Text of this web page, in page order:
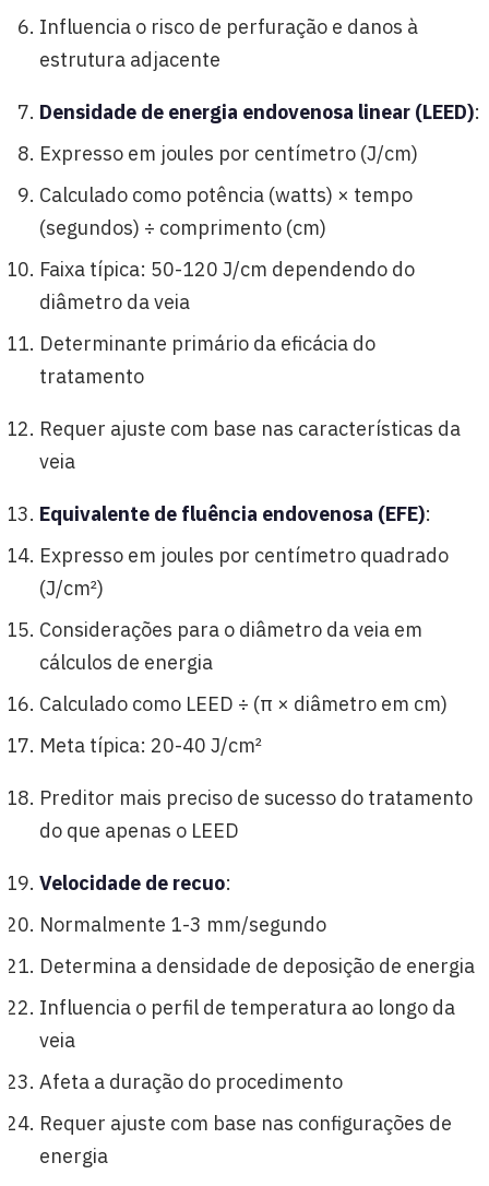
Influencia o risco de perfuração e danos à
estrutura adjacente
Densidade de energia endovenosa linear (LEED):
Expresso em joules por centímetro (J/cm)
Calculado como potência (watts) × tempo
(segundos) ÷ comprimento (cm)
Faixa típica: 50-120 J/cm dependendo do
diâmetro da veia
Determinante primário da eficácia do
tratamento
Requer ajuste com base nas características da
veia
Equivalente de fluência endovenosa (EFE):
Expresso em joules por centímetro quadrado
(J/cm²)
Considerações para o diâmetro da veia em
cálculos de energia
Calculado como LEED ÷ (π × diâmetro em cm)
Meta típica: 20-40 J/cm²
Preditor mais preciso de sucesso do tratamento
do que apenas o LEED
Velocidade de recuo:
Normalmente 1-3 mm/segundo
Determina a densidade de deposição de energia
Influencia o perfil de temperatura ao longo da
veia
Afeta a duração do procedimento
Requer ajuste com base nas configurações de
energia